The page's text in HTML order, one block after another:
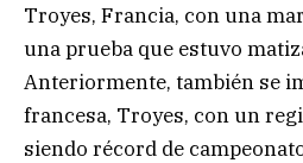
Troyes, Francia, con una
una prueba que estuvo
Anteriormente, también se
francesa, Troyes, con un
siendo récord de